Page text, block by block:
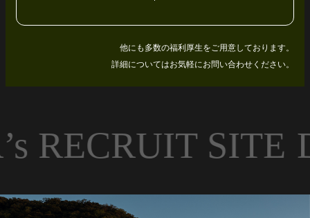
他にも多数の福利厚生をご用意しております。
詳細についてはお気軽にお問い合わせください。
RECRUIT SITE